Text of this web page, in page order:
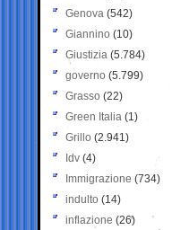
Genova (542)
Giannino (10)
Giustizia (5.784)
governo (5.799)
Grasso (22)
Green Italia (1)
Grillo (2.941)
Idv (4)
Immigrazione (734)
indulto (14)
inflazione (26)